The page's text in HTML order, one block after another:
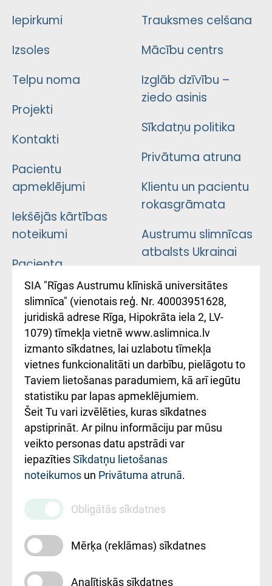
Iepirkumi
Izsoles
Telpu noma
Projekti
Kontakti
Pacientu
apmeklējumi
Iekšējās kārtības
noteikumi
Pacienta
atsauksmju/sūdzību
iesniegšanas
kārtība
Kā pie mums nokļūt
Rēķinu apmaksas
ceļvedis
Rekvizīti un
ārstniecības
iestādes kods
010000234
Maksas
pakalpojumu
cenrādis
Trauksmes celšana
Mācību centrs
Izglāb dzīvību –
ziedo asinis
Sīkdatņu politika
Privātuma atruna
Klientu un pacientu
rokasgrāmata
Austrumu slimnīcas
atbalsts Ukrainai
Підтримка Східної
лікарні та співпраця з
Україною
SIA "Rīgas Austrumu klīniskā universitātes
slimnīca" (vienotais reģ. Nr. 40003951628,
juridiskā adrese Rīga, Hipokrāta iela 2, LV-
1079) tīmekļa vietnē www.aslimnica.lv
izmanto sīkdatnes, lai uzlabotu tīmekļa
vietnes funkcionalitāti un darbību, pielāgotu to
Taviem lietošanas paradumiem, kā arī iegūtu
statistiku par lapas apmeklējumiem.
Šeit Tu vari izvēlēties, kuras sīkdatnes
apstiprināt. Ar pilnu informāciju par mūsu
veikto personas datu apstrādi var
iepazītiesSīkdatņu lietošanas
noteikumos un Privātuma atrunā.
Obligātās sīkdatnes
Mērķa (reklāmas) sīkdatnes
Analītiskās sīkdatnes